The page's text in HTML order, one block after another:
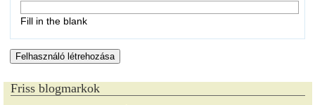
Fill in the blank
Friss blogmarkok